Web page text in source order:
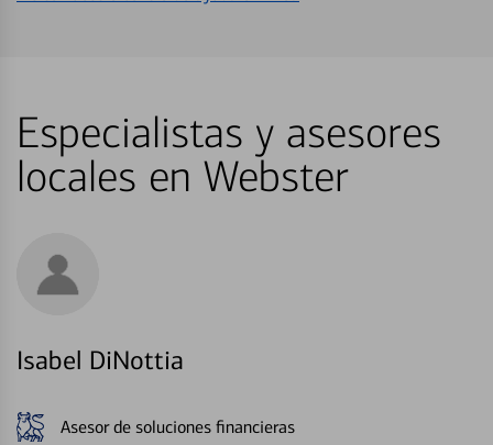
Especialistas y asesores
locales en Webster
Isabel DiNottia
Asesor de soluciones financieras